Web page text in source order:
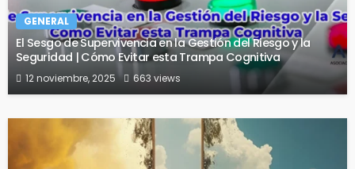
GENERAL
El Sesgo de Supervivencia en la Gestión del Riesgo y la
Seguridad | Cómo Evitar esta Trampa Cognitiva
12 noviembre, 2025 663 views